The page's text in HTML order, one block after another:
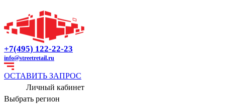
+7(495) 122-22-23
info@streetretail.ru
ОСТАВИТЬ ЗАПРОС
Личный кабинет
Выбрать регион